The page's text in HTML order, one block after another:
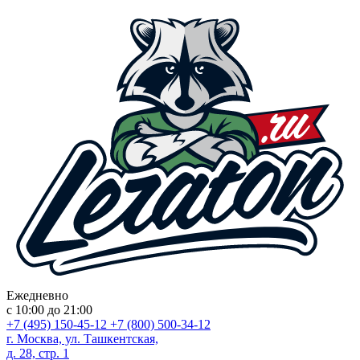
Ежедневно
с 10:00 до 21:00
+7 (495) 150-45-12 +7 (800) 500-34-12
г. Москва, ул. Ташкентская,
д. 28, стр. 1